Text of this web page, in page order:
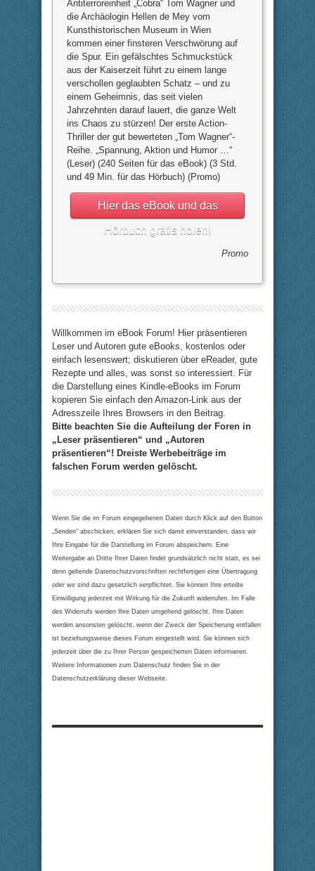
Antiterroreinheit „Cobra“ Tom Wagner und
die Archäologin Hellen de Mey vom
Kunsthistorischen Museum in Wien
kommen einer finsteren Verschwörung auf
die Spur. Ein gefälschtes Schmuckstück
aus der Kaiserzeit führt zu einem lange
verschollen geglaubten Schatz – und zu
einem Geheimnis, das seit vielen
Jahrzehnten darauf lauert, die ganze Welt
ins Chaos zu stürzen! Der erste Action-
Thriller der gut bewerteten „Tom Wagner“-
Reihe. „Spannung, Aktion und Humor …“
(Leser) (240 Seiten für das eBook) (3 Std.
und 49 Min. für das Hörbuch) (Promo)
Hier das eBook und das
Hörbuch gratis holen!
Promo
Willkommen im eBook Forum! Hier präsentieren
Leser und Autoren gute eBooks, kostenlos oder
einfach lesenswert; diskutieren über eReader, gute
Rezepte und alles, was sonst so interessiert. Für
die Darstellung eines Kindle-eBooks im Forum
kopieren Sie einfach den Amazon-Link aus der
Adresszeile Ihres Browsers in den Beitrag.
Bitte beachten Sie die Aufteilung der Foren in
„Leser präsentieren“ und „Autoren
präsentieren“! Dreiste Werbebeiträge im
falschen Forum werden gelöscht.
Wenn Sie die im Forum eingegebenen Daten durch Klick auf den Button
„Senden“ abschicken, erklären Sie sich damit einverstanden, dass wir
Ihre Eingabe für die Darstellung im Forum abspeichern. Eine
Weitergabe an Dritte Ihrer Daten findet grundsätzlich nicht statt, es sei
denn geltende Datenschutzvorschriften rechtfertigen eine Übertragung
oder wir sind dazu gesetzlich verpflichtet. Sie können Ihre erteilte
Einwilligung jederzeit mit Wirkung für die Zukunft widerrufen. Im Falle
des Widerrufs werden Ihre Daten umgehend gelöscht. Ihre Daten
werden ansonsten gelöscht, wenn der Zweck der Speicherung entfallen
ist beziehungsweise dieses Forum eingestellt wird. Sie können sich
jederzeit über die zu Ihrer Person gespeicherten Daten informieren.
Weitere Informationen zum Datenschutz finden Sie in der
Datenschutzerklärung dieser Webseite.